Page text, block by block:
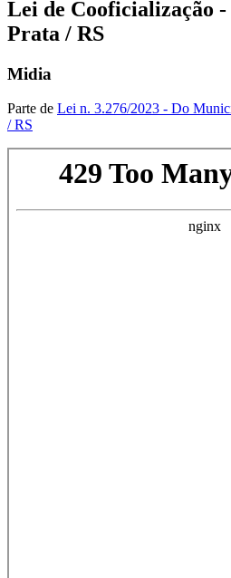
Lei de Cooficialização
Prata / RS
Midia
Parte de Lei n. 3.276/2023 - Do
/ RS